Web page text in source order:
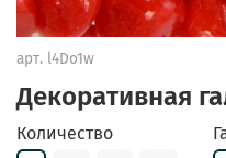
арт. l4Do1w
Декоративная
Количество